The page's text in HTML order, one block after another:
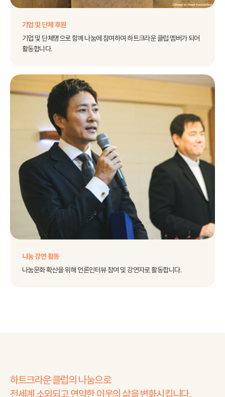
기업 및 단체 후원
기업 및 단체명으로 함께 나눔에 참여하여 하트크라운 클럽 멤버가 되어
활동합니다.
나눔 강연 활동
나눔문화 확산을 위해 언론인터뷰 참여 및 강연자로 활동합니다.
하트크라운 클럽의 나눔으로
전세계 소외되고 연약한 이웃의 삶을 변화시킵니다.